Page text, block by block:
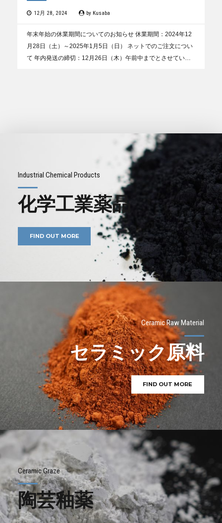
12月 28, 2024 by Kusaba
年末年始の休業期間についてのお知らせ 休業期間：2024年12
月28日（土）～2025年1月5日（日） ネットでのご注文につい
て 年内発送の締切：12月26日（木）午前中までとさせていた
Industrial Chemical Products
化学工業薬品
FIND OUT MORE
Ceramic Raw Material
セラミック原料
FIND OUT MORE
Ceramic Graze
陶芸釉薬